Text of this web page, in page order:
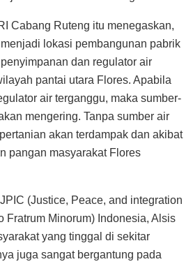
Cabang Ruteng itu menegaskan,
lokasi pembangunan pabrik
dan regulator air
pantai utara Flores. Apabila
air terganggu, maka sumber-
mengering. Tanpa sumber air
akan terdampak dan akibat
pangan masyarakat Flores
(Justice, Peace, and integration
Fratrum Minorum) Indonesia, Alsis
yang tinggal di sekitar
juga sangat bergantung pada